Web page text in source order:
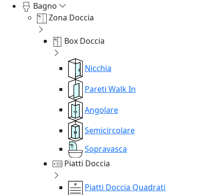
Bagno
Zona Doccia
Box Doccia
Nicchia
Pareti Walk In
Angolare
Semicircolare
Sopravasca
Piatti Doccia
Piatti Doccia Quadrati